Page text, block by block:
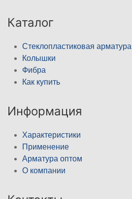
Каталог
Стеклопластиковая арматура
Колышки
Фибра
Как купить
Информация
Характеристики
Применение
Арматура оптом
О компании